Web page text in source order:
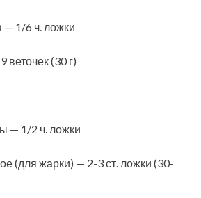
— 1/6 ч. ложки
веточек (30 г)
— 1/2 ч. ложки
(для жарки) — 2-3 ст. ложки (30-